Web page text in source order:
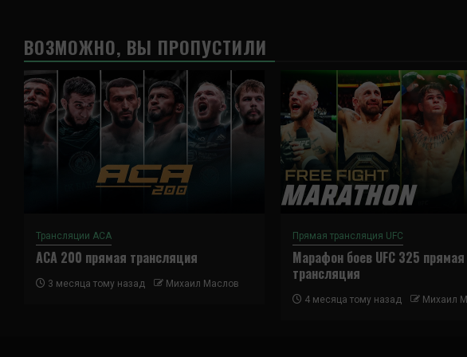
ВОЗМОЖНО, ВЫ ПРОПУСТИЛИ
Трансляции ACA
ACA 200 прямая трансляция
3 месяца тому назад Михаил Маслов
Прямая трансляция UFC
Марафон боев UFC 325 прямая
трансляция
4 месяца тому назад Михаил